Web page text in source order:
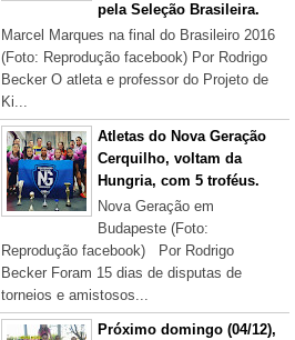
pela Seleção Brasileira.
Marcel Marques na final do Brasileiro 2016
(Foto: Reprodução facebook) Por Rodrigo
Becker O atleta e professor do Projeto de
Ki...
Atletas do Nova Geração
Cerquilho, voltam da
Hungria, com 5 troféus.
Nova Geração em
Budapeste (Foto:
Reprodução facebook) Por Rodrigo
Becker Foram 15 dias de disputas de
torneios e amistosos...
Próximo domingo (04/12),